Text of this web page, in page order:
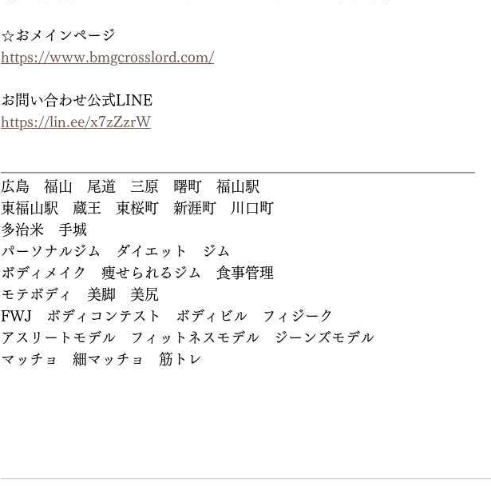
☆おメインページ
https://www.bmgcrosslord.com/
お問い合わせ公式LINE
https://lin.ee/x7zZzrW
広島　福山　尾道　三原　曙町　福山駅
東福山駅　蔵王　東桜町　新涯町　川口町
多治米　手城
パーソナルジム　ダイエット　ジム
ボディメイク　痩せられるジム　食事管理
モテボディ　美脚　美尻
FWJ　ボディコンテスト　ボディビル　フィジーク
アスリートモデル　フィットネスモデル　ジーンズモデル
マッチョ　細マッチョ　筋トレ